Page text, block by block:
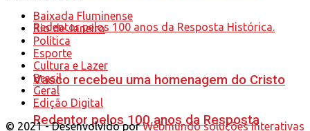
Vasco recebeu uma homenagem do Cristo
Redentor pelos 100 anos da Resposta
Baixada Fluminense
Rio de Janeiro
Política
Esporte
Cultura e Lazer
Brasil
Geral
Edição Digital
© 2021 - Desenvolvido porWebmundo soluções Interativas